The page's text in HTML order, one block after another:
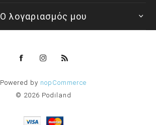
Ο λογαριασμός μου
Powered by nopCommerce
© 2026 Podiland